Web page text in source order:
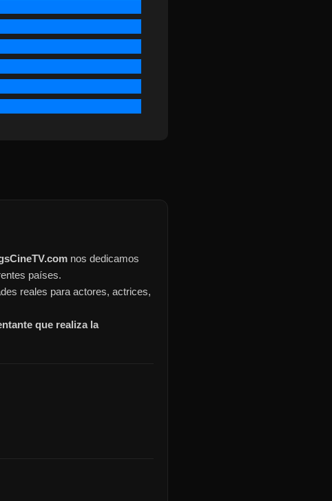
nos dedicamos
países.
reales para actores, actrices,
que realiza la